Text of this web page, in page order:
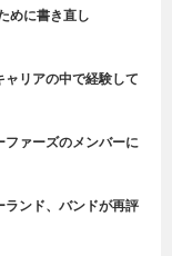
めに書き直し
リアの中で経験して
ァーズのメンバーに
ランド、バンドが再評